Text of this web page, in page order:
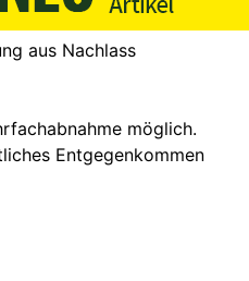
aus Nachlass
möglich.
Entgegenkommen